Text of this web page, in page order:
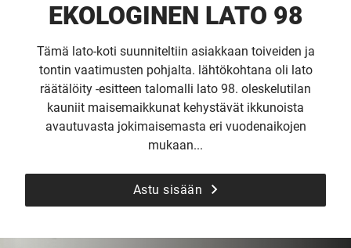
EKOLOGINEN LATO 98
Tämä lato-koti suunniteltiin asiakkaan toiveiden ja
tontin vaatimusten pohjalta. lähtökohtana oli lato
räätälöity -esitteen talomalli lato 98. oleskelutilan
kauniit maisemaikkunat kehystävät ikkunoista
avautuvasta jokimaisemasta eri vuodenaikojen
mukaan...
Astu sisään